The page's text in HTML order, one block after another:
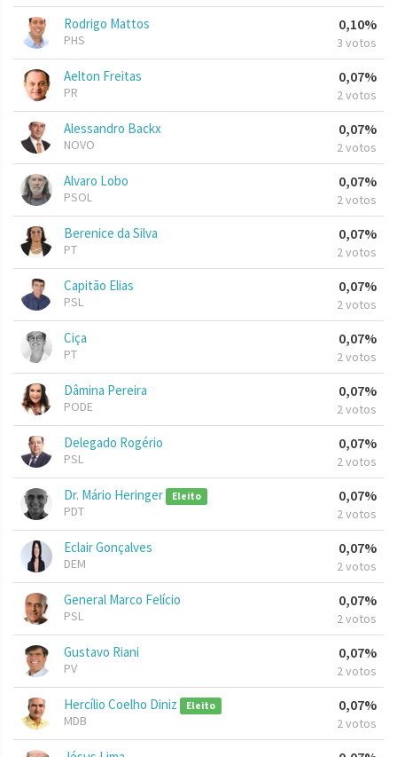
Rodrigo Mattos
PHS
0,10%
3 votos
Aelton Freitas
PR
0,07%
2 votos
Alessandro Backx
NOVO
0,07%
2 votos
Alvaro Lobo
PSOL
0,07%
2 votos
Berenice da Silva
PT
0,07%
2 votos
Capitão Elias
PSL
0,07%
2 votos
Ciça
PT
0,07%
2 votos
Dâmina Pereira
PODE
0,07%
2 votos
Delegado Rogério
PSL
0,07%
2 votos
Dr. Mário Heringer Eleito
PDT
0,07%
2 votos
Eclair Gonçalves
DEM
0,07%
2 votos
General Marco Felício
PSL
0,07%
2 votos
Gustavo Riani
PV
0,07%
2 votos
Hercílio Coelho Diniz Eleito
MDB
0,07%
2 votos